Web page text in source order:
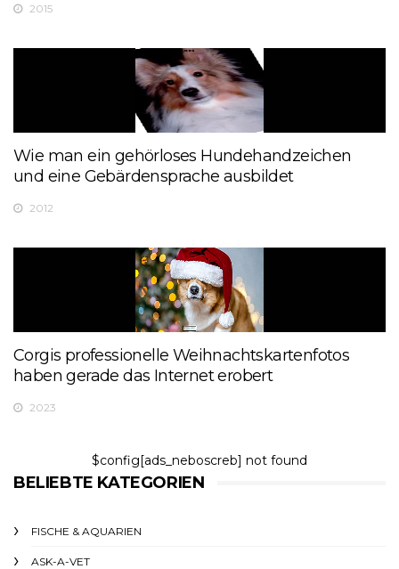
2015
Wie man ein gehörloses Hundehandzeichen
und eine Gebärdensprache ausbildet
2012
Corgis professionelle Weihnachtskartenfotos
haben gerade das Internet erobert
2023
$config[ads_neboscreb] not found
BELIEBTE KATEGORIEN
FISCHE & AQUARIEN
ASK-A-VET